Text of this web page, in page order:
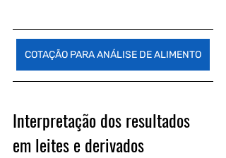
COTAÇÃO PARA ANÁLISE DE ALIMENTO
Interpretação dos resultados
em leites e derivados